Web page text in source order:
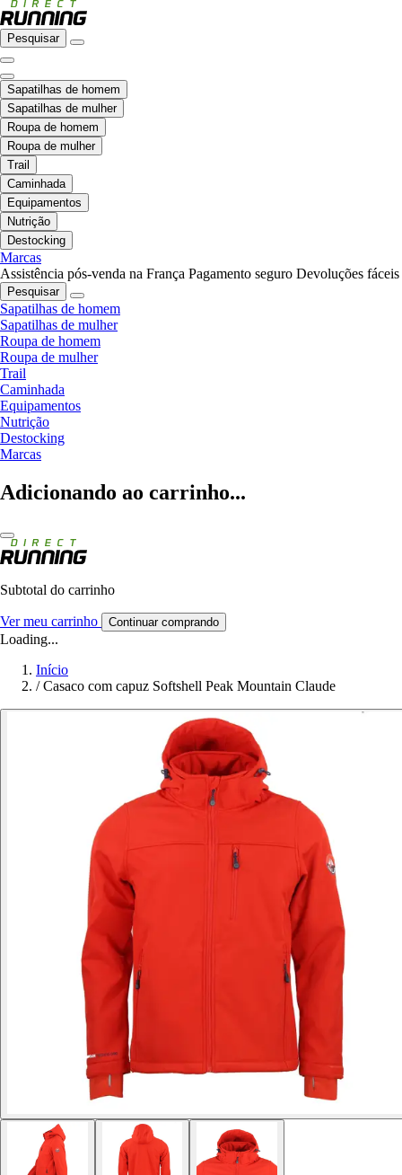
Pesquisar
Sapatilhas de homem
Sapatilhas de mulher
Roupa de homem
Roupa de mulher
Trail
Caminhada
Equipamentos
Nutrição
Destocking
Marcas
Assistência pós-venda na França Pagamento seguro Devoluções fáceis
Pesquisar
Sapatilhas de homem
Sapatilhas de mulher
Roupa de homem
Roupa de mulher
Trail
Caminhada
Equipamentos
Nutrição
Destocking
Marcas
Adicionando ao carrinho...
Subtotal do carrinho
Ver meu carrinho Continuar comprando
Loading...
Início
/ Casaco com capuz Softshell Peak Mountain Claude